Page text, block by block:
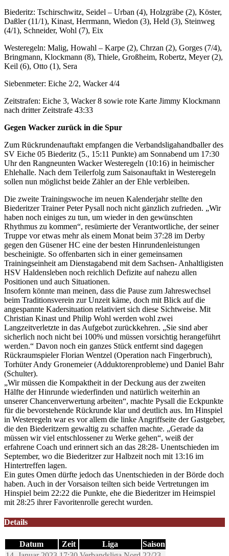
Biederitz: Tschirschwitz, Seidel – Urban (4), Holzgräbe (2), Köster,
Daßler (11/1), Kinast, Herrmann, Wiedon (3), Held (3), Steinweg
(4/1), Schneider, Wohl (7), Eix
Westeregeln: Malig, Howahl – Karpe (2), Chrzan (2), Gorges (7/4),
Bringmann, Klockmann (8), Thiele, Großheim, Robertz, Meyer (2),
Keil (6), Otto (1), Sera
Siebenmeter: Eiche 2/2, Wacker 4/4
Zeitstrafen: Eiche 3, Wacker 8 sowie rote Karte Jimmy Klockmann
nach dritter Zeitstrafe 43:33
Gegen Wacker zurück in die Spur
Zum Rückrundenauftakt empfangen die Verbandsligahandballer des
SV Eiche 05 Biederitz (5., 15:11 Punkte) am Sonnabend um 17:30
Uhr den Rangneunten Wacker Westeregeln (10:16) in heimischer
Ehlehalle. Nach dem Teilerfolg zum Saisonauftakt in Westeregeln
sollen nun möglichst beide Zähler an der Ehle verbleiben.
Die zweite Trainingswoche im neuen Kalenderjahr stellte den
Biederitzer Trainer Peter Pysall noch nicht gänzlich zufrieden. „Wir
haben noch einiges zu tun, um wieder in den gewünschten
Rhythmus zu kommen“, resümierte der Verantwortliche, der seiner
Truppe vor etwas mehr als einem Monat beim 37:28 im Derby
gegen den Güsener HC eine der besten Hinrundenleistungen
bescheinigte. So offenbarten sich in einer gemeinsamen
Trainingseinheit am Dienstagabend mit dem Sachsen- Anhaltligisten
HSV Haldensleben noch reichlich Defizite auf nahezu allen
Positionen und auch Situationen.
Insofern könnte man meinen, dass die Pause zum Jahreswechsel
beim Traditionsverein zur Unzeit käme, doch mit Blick auf die
angespannte Kadersituation relativiert sich diese Sichtweise. Mit
Christian Kinast und Philip Wohl werden wohl zwei
Langzeitverletzte in das Aufgebot zurückkehren. „Sie sind aber
sicherlich noch nicht bei 100% und müssen vorsichtig herangeführt
werden.“ Davon noch ein ganzes Stück entfernt sind dagegen
Rückraumspieler Florian Wentzel (Operation nach Fingerbruch),
Torhüter Andy Gronemeier (Adduktorenprobleme) und Daniel Bahr
(Schulter).
„Wir müssen die Kompaktheit in der Deckung aus der zweiten
Hälfte der Hinrunde wiederfinden und natürlich weiterhin an
unserer Chancenverwertung arbeiten“, machte Pysall die Eckpunkte
für die bevorstehende Rückrunde klar und deutlich aus. Im Hinspiel
in Westeregeln war es vor allem die linke Angriffseite der Gastgeber,
die den Biederitzern gewaltig zu schaffen machte. „Gerade da
müssen wir viel entschlossener zu Werke gehen“, weiß der
erfahrene Coach und erinnert sich an das 28:28- Unentschieden im
September, wo die Biederitzer zur Halbzeit noch mit 13:16 im
Hintertreffen lagen.
Ein gutes Omen dürfte jedoch das Unentschieden in der Börde doch
haben. Auch in der Vorsaison teilten sich beide Vertretungen im
Hinspiel beim 22:22 die Punkte, ehe die Biederitzer im Heimspiel
mit 28:25 ihrer Favoritenrolle gerecht wurden.
Details
Datum Zeit Liga
Saison